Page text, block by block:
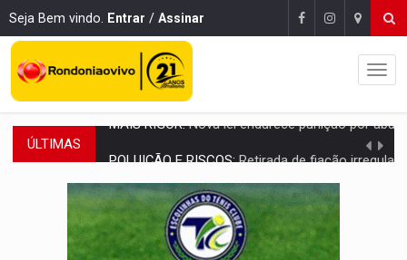
Seja Bem vindo. Entrar / Assinar
ÚLTIMAS Retirada de fiação irregular avança no país e em PVH
VÍDEO:Armado com machado, homem ameaça matar sobrinha grávida e
TRIBUNAL DO CRIME:Homem é espancado por facção criminosa
VÍDEO: Perseguição é registrada no shopping após colombiana furtar